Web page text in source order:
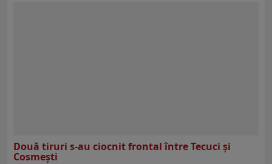
Două tiruri s-au ciocnit frontal între Tecuci și
Cosmești